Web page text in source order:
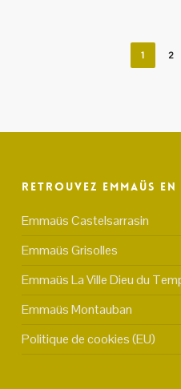
1 2
Retrouvez Emmaüs
Emmaüs Castelsarrasin
Emmaüs Grisolles
Emmaüs La Ville Dieu du
Emmaüs Montauban
Politique de cookies (EU)